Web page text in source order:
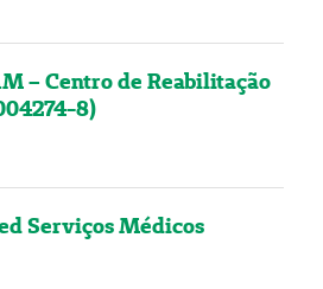
– Centro de Reabilitação
8)
Serviços Médicos